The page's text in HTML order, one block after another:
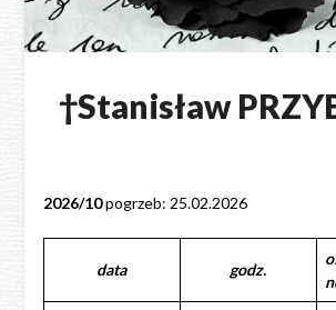
†Stanisław
2026/10pogrzeb: 25.02.2026
data godz.